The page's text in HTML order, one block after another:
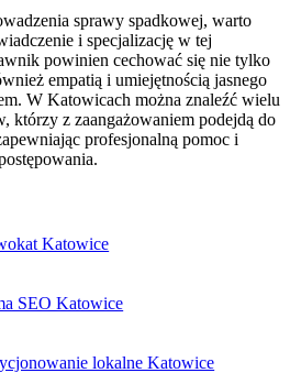
sprawy spadkowej, warto
i specjalizację w tej
powinien cechować się nie tylko
empatią i umiejętnością jasnego
W Katowicach można znaleźć wielu
którzy z zaangażowaniem podejdą do
profesjonalną pomoc i
Katowice
SEO Katowice
lokalne Katowice